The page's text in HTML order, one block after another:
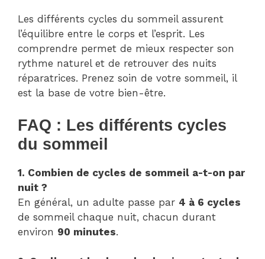
Les différents cycles du sommeil assurent
l’équilibre entre le corps et l’esprit. Les
comprendre permet de mieux respecter son
rythme naturel et de retrouver des nuits
réparatrices. Prenez soin de votre sommeil, il
est la base de votre bien-être.
FAQ : Les différents cycles
du sommeil
1. Combien de cycles de sommeil a-t-on par
nuit ?
En général, un adulte passe par 4 à 6 cycles
de sommeil chaque nuit, chacun durant
environ 90 minutes.